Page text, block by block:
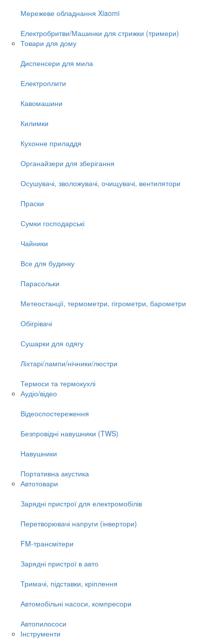
Мережеве обладнання Xiaomi
Електробритви/Машинки для стрижки (тримери)
Товари для дому
Диспенсери для мила
Електроплити
Кавомашини
Килимки
Кухонне приладдя
Органайзери для зберігання
Осушувачі, зволожувачі, очищувачі, вентилятори
Праски
Сумки господарські
Чайники
Все для будинку
Парасольки
Метеостанції, термометри, гігрометри, барометри
Обігрівачі
Сушарки для одягу
Ліхтарі/лампи/нічники/люстри
Термоси та термокухлі
Аудіо/відео
Відеоспостереження
Безпровідні навушники (TWS)
Навушники
Портативна акустика
Автотовари
Зарядні пристрої для електромобілів
Перетворювачі напруги (інвертори)
FM-трансмітери
Зарядні пристрої в авто
Тримачі, підставки, кріплення
Автомобільні насоси, компресори
Автопилососи
Інструменти